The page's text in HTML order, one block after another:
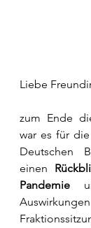
Liebe
zum Ende
war es für
Deutschen
einen
Pandemie